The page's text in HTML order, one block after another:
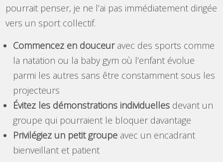
pourrait penser, je ne l’ai pas immédiatement dirigée
vers un sport collectif.
Commencez en douceuravec des sports comme
la natation ou la baby gym où l’enfant évolue
parmi les autres sans être constamment sous les
projecteurs
Évitez les démonstrations individuelles devant un
groupe qui pourraient le bloquer davantage
Privilégiez un petit groupe avec un encadrant
bienveillant et patient